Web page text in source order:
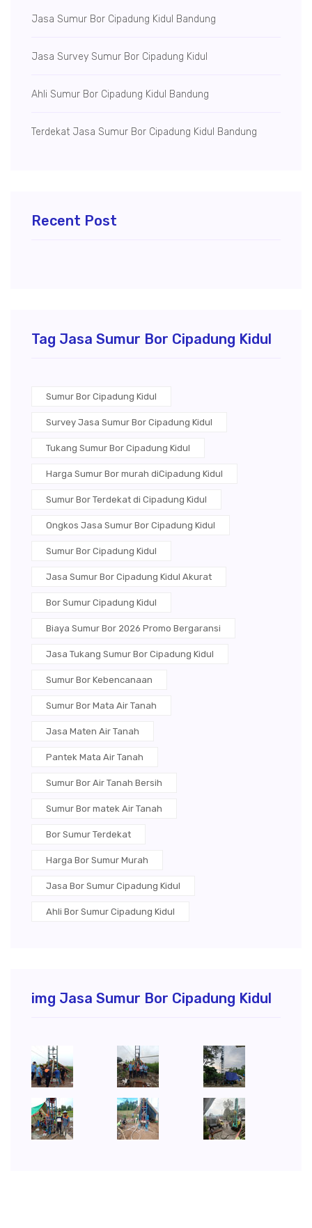
Jasa Sumur Bor Cipadung Kidul Bandung
Jasa Survey Sumur Bor Cipadung Kidul
Ahli Sumur Bor Cipadung Kidul Bandung
Terdekat Jasa Sumur Bor Cipadung Kidul Bandung
Recent Post
Tag Jasa Sumur Bor Cipadung Kidul
Sumur Bor Cipadung Kidul
Survey Jasa Sumur Bor Cipadung Kidul
Tukang Sumur Bor Cipadung Kidul
Harga Sumur Bor murah diCipadung Kidul
Sumur Bor Terdekat di Cipadung Kidul
Ongkos Jasa Sumur Bor Cipadung Kidul
Sumur Bor Cipadung Kidul
Jasa Sumur Bor Cipadung Kidul Akurat
Bor Sumur Cipadung Kidul
Biaya Sumur Bor 2026 Promo Bergaransi
Jasa Tukang Sumur Bor Cipadung Kidul
Sumur Bor Kebencanaan
Sumur Bor Mata Air Tanah
Jasa Maten Air Tanah
Pantek Mata Air Tanah
Sumur Bor Air Tanah Bersih
Sumur Bor matek Air Tanah
Bor Sumur Terdekat
Harga Bor Sumur Murah
Jasa Bor Sumur Cipadung Kidul
Ahli Bor Sumur Cipadung Kidul
img Jasa Sumur Bor Cipadung Kidul